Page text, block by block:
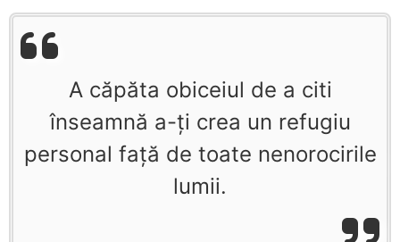
A căpăta obiceiul de a citi
înseamnă a-ţi crea un refugiu
personal faţă de toate nenorocirile
lumii.